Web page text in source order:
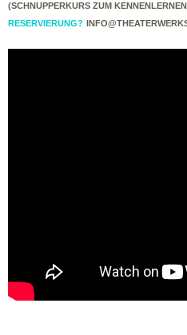
SCHNUPPERKURS ZUM KENNENLERNEN
RESERVIERUNG?